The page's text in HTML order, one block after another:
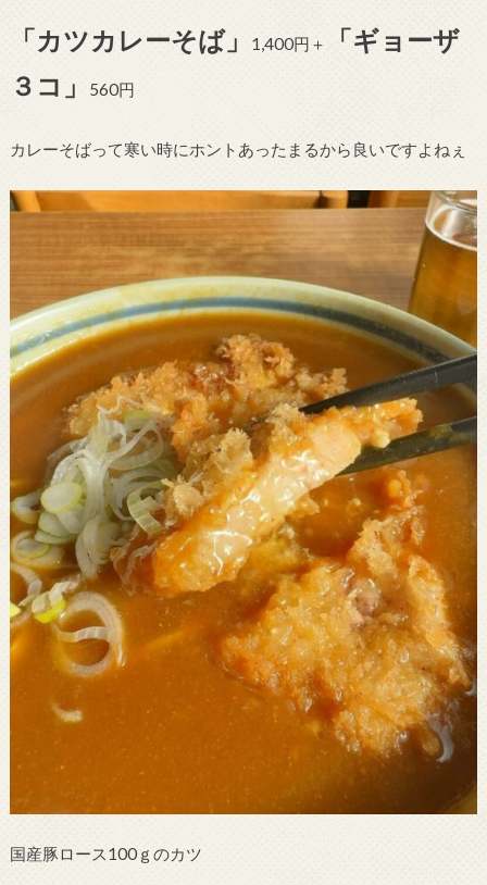
「カツカレーそば」 1,400円＋
「ギョーザ
３コ」
560円
カレーそばって寒い時にホントあったまるから良いですよねぇ
国産豚ロース100ｇのカツ